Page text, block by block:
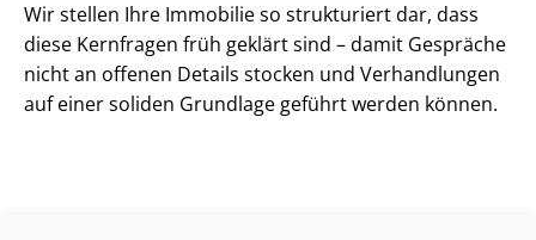
Wir stellen Ihre Immobilie so strukturiert dar, dass
diese Kernfragen früh geklärt sind – damit Gespräche
nicht an offenen Details stocken und Verhandlungen
auf einer soliden Grundlage geführt werden können.